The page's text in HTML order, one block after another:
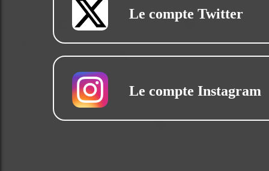
Le compte Twitter
Le compte Instagram